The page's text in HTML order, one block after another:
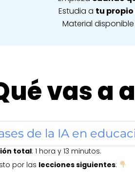
Estudia a tu
Material disponible
vas a
de la IA en
total: 1 hora y 13 minutos.
por las lecciones siguientes: